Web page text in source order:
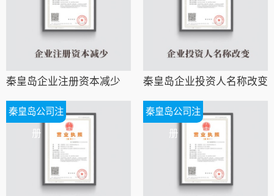
秦皇岛企业注册资本减少 秦皇岛企业投资人名称改变
秦皇岛公司注
册
秦皇岛公司注
册